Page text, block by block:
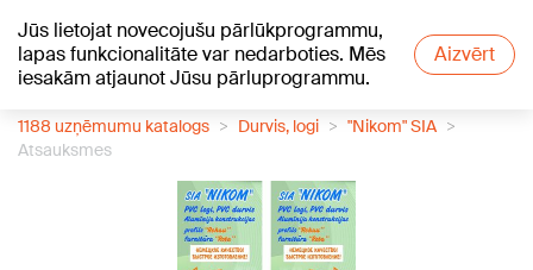
Jūs lietojat novecojušu pārlūkprogrammu,
lapas funkcionalitāte var nedarboties. Mēs
iesakām atjaunot Jūsu pārluprogrammu.
Aizvērt
+18°C
1188 uzņēmumu katalogs Durvis, logi
"Nikom" SIA
Atsauksmes